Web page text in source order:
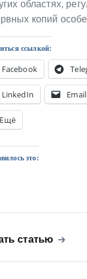
областях,
копий
ссылкой:
Facebook
LinkedIn Email
Ещё
это:
статью